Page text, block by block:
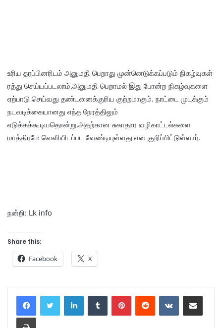
உரிய தரப்பினரிடம் அனுமதி பெறாது முன்னெடுக்கப்படும் நிகழ்வுகள்
ரத்து செய்யப்படலாம்.அனுமதி பெறாமல் இது போன்ற நிகழ்வுகளை
ஏற்பாடு செய்வது தண்டனைக்குரிய குற்றமாகும். நாட்டை முடக்கும்
நடவடிக்கையானது எந்த நேரத்திலும்
எடுக்கக்கூடியதொன்று.அதற்கான சுகாதார வழிகாட்டல்களை
மாத்திரமே வெளியிடப்பட வேண்டியுள்ளது என குறிப்பிட்டுள்ளார்.
நன்றி: Lk info
Share this:
Facebook X
LinkedInTumblr PinterestReddit VKontakteShare via Email
Print